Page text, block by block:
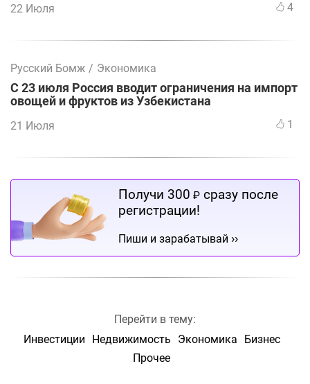
22 Июля 4
Русский Бомж / Экономика
С 23 июля Россия вводит ограничения на импорт
овощей и фруктов из Узбекистана
21 Июля 1
Получи 300 ₽ сразу после
регистрации!
Пиши и зарабатывай ››
Перейти в тему:
Инвестиции
Недвижимость Экономика
Бизнес
Прочее